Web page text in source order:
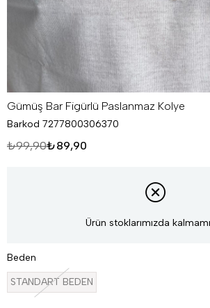
Gümüş Bar Figürlü Paslanmaz Kolye
Barkod 7277800306370
₺99,90₺89,90
Ürün stoklarımızda
Beden
STANDART BEDEN